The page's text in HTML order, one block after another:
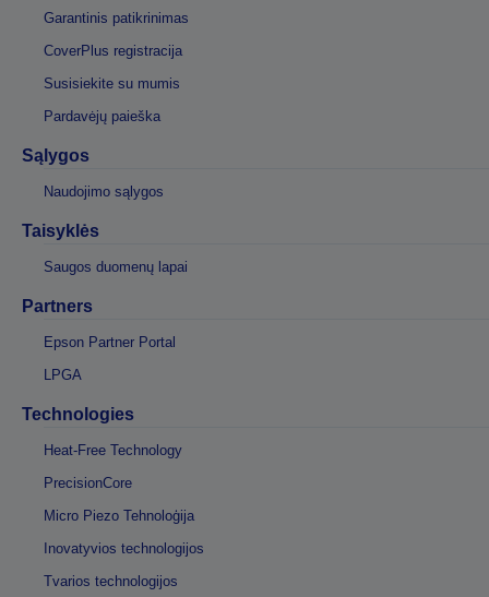
Garantinis patikrinimas
CoverPlus registracija
Susisiekite su mumis
Pardavėjų paieška
Sąlygos
Naudojimo sąlygos
Taisyklės
Saugos duomenų lapai
Partners
Epson Partner Portal
LPGA
Technologies
Heat-Free Technology
PrecisionCore
Micro Piezo Tehnoloģija
Inovatyvios technologijos
Tvarios technologijos